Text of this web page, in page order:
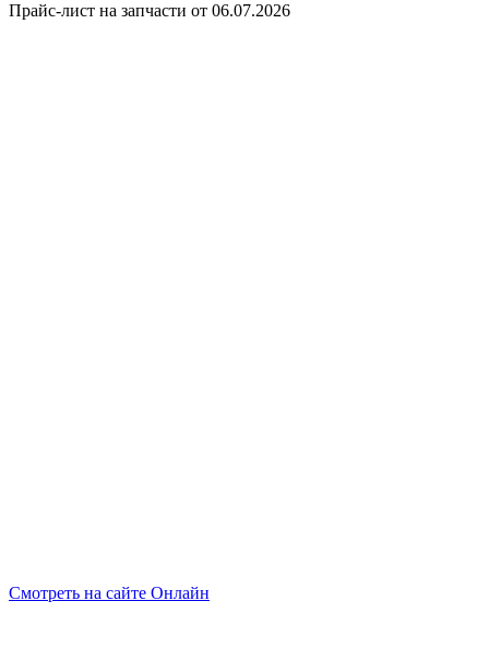
Прайс-лист на запчасти от 06.07.2026
Смотреть на сайте Онлайн